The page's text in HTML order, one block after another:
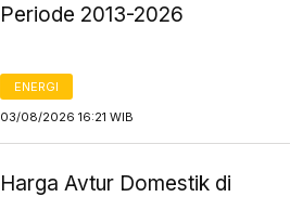
Periode 2013-2026
ENERGI
03/08/2026 16:21 WIB
Harga Avtur Domestik di